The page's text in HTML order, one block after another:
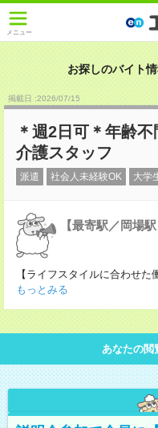
メニュー
お探しのバイト
掲載日 :2026/07/15
＊週2日可＊年齢
介護スタッフ
派遣 社会人未経験OK 大学
【最寄駅／岡場
【ライフスタイルに合わせ
もっとみる
あなたの閲